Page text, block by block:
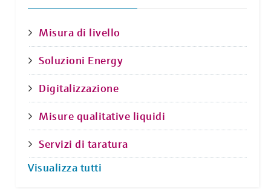
Misura di livello
Soluzioni Energy
Digitalizzazione
Misure qualitative liquidi
Servizi di taratura
Visualizza tutti